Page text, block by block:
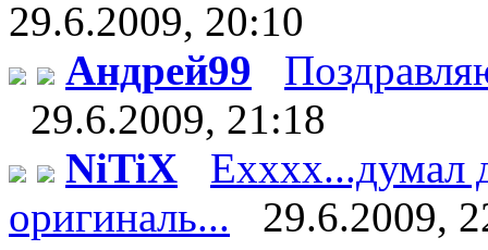
29.6.2009, 20:10
Андрей99
29.6.2009, 21:18
NiTiX
Ехххх...думал
оригиналь...
29.6.2009,